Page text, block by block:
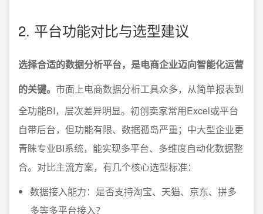
2. 平台功能对比与选型建议
选择合适的数据分析平台，是电商企业迈向智能化运营
的关键。 市面上电商数据分析工具众多，从简单报表到
全功能BI，层次差异明显。初创卖家常用Excel或平台
自带后台，但功能有限、数据孤岛严重；中大型企业更
青睐专业BI系统，能实现多平台、多维度自动化数据整
合。对比主流方案，有几个核心选型标准：
数据接入能力：是否支持淘宝、天猫、京东、拼多
多等多平台接入？